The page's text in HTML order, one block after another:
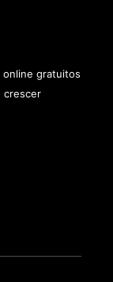
online gratuitos
crescer